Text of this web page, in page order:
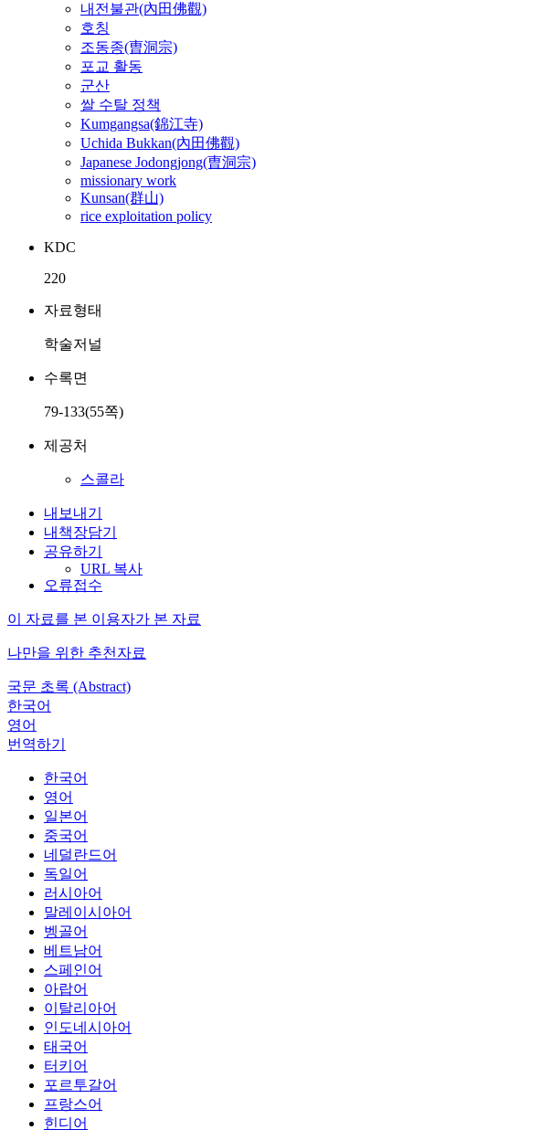
내전불관(內田佛觀)
호칭
조동종(曺洞宗)
포교 활동
군산
쌀 수탈 정책
Kumgangsa(錦江寺)
Uchida Bukkan(內田佛觀)
Japanese Jodongjong(曺洞宗)
missionary work
Kunsan(群山)
rice exploitation policy
KDC
220
자료형태
학술저널
수록면
79-133(55쪽)
제공처
스콜라
내보내기
내책장담기
공유하기
URL 복사
오류접수
이 자료를 본 이용자가 본 자료
나만을 위한 추천자료
국문 초록 (Abstract)
한국어
영어
번역하기
한국어
영어
일본어
중국어
네덜란드어
독일어
러시아어
말레이시아어
벵골어
베트남어
스페인어
아랍어
이탈리아어
인도네시아어
태국어
터키어
포르투갈어
프랑스어
힌디어